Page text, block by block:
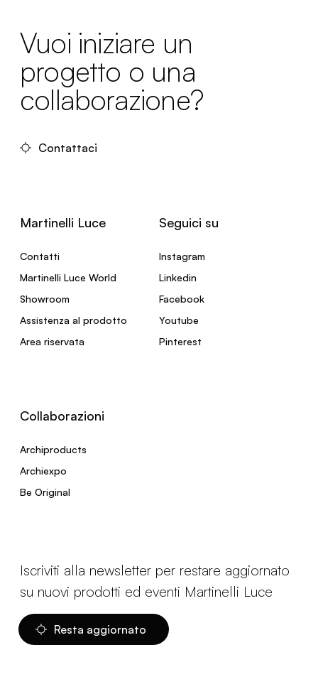
Vuoi iniziare un
progetto o una
collaborazione?
Contattaci
Martinelli Luce
Contatti
Martinelli Luce World
Showroom
Assistenza al prodotto
Area riservata
Seguici su
Instagram
Linkedin
Facebook
Youtube
Pinterest
Collaborazioni
Archiproducts
Archiexpo
Be Original
Iscriviti alla newsletter per restare aggiornato
su nuovi prodotti ed eventi Martinelli Luce
Resta aggiornato